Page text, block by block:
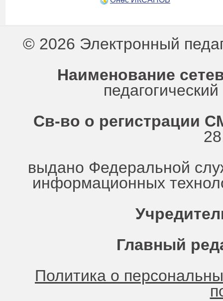
© 2026 Электронный
Наименование
Св-во о регистрации
выдано Федеральной
информационных
Главный
Политика о